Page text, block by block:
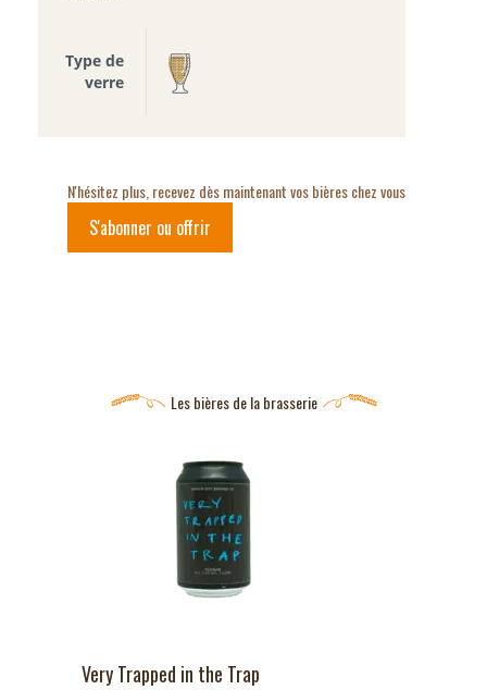
Type de
verre
N'hésitez plus, recevez dès maintenant vos bières chez vous
S'abonner ou offrir
Les bières de la brasserie
Very Trapped in the Trap